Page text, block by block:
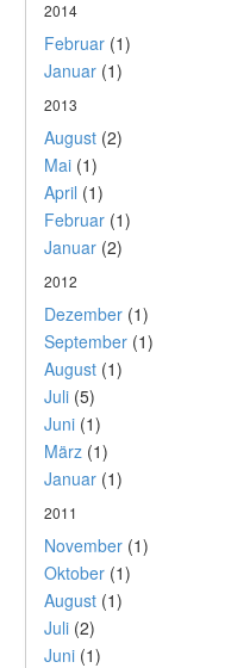
2014
Februar (1)
Januar (1)
2013
August (2)
Mai (1)
April (1)
Februar (1)
Januar (2)
2012
Dezember (1)
September (1)
August (1)
Juli (5)
Juni (1)
März (1)
Januar (1)
2011
November (1)
Oktober (1)
August (1)
Juli (2)
Juni (1)